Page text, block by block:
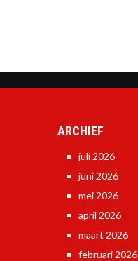
ARCHIEF
juli 2026
juni 2026
mei 2026
april 2026
maart 2026
februari 2026